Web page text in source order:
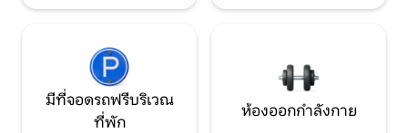
มีที่จอดรถฟรีบริเวณ
ที่พัก
ห้องออกกำลังกาย